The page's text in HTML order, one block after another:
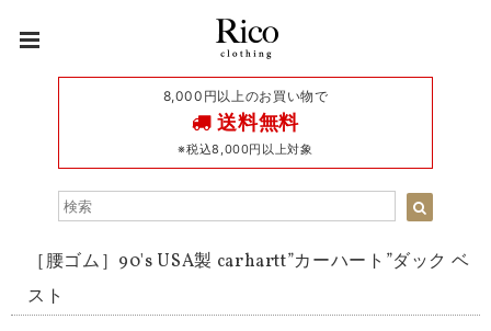
8,000円以上のお買い物で
送料無料
※税込8,000円以上対象
［腰ゴム］90's USA製 carhartt”カーハート”ダック ベ
スト